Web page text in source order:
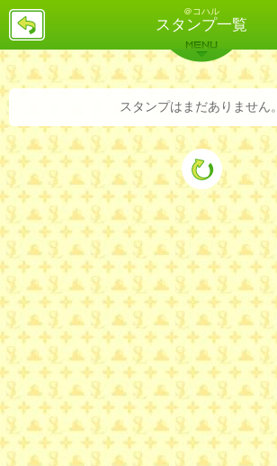
＠コハル
スタンプ一覧
戻
バックナンバー 詳細検索 ランキング
MENU
スタンプはまだありません。